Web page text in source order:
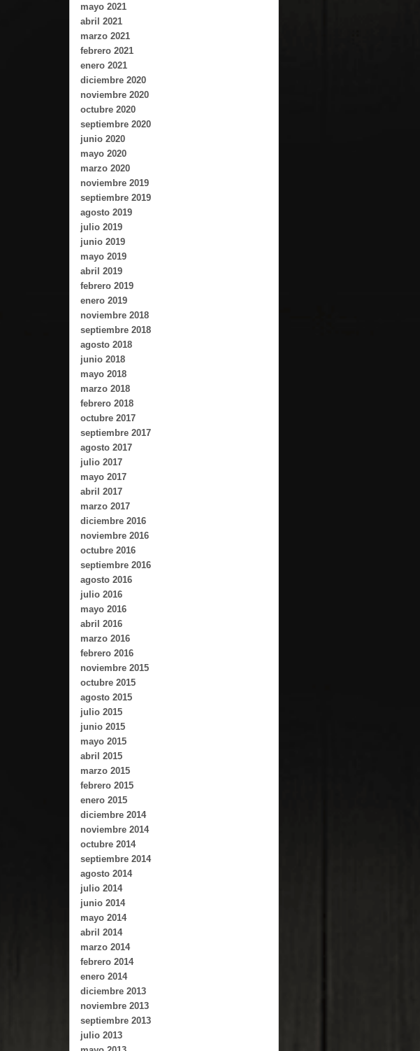
mayo 2021
abril 2021
marzo 2021
febrero 2021
enero 2021
diciembre 2020
noviembre 2020
octubre 2020
septiembre 2020
junio 2020
mayo 2020
marzo 2020
noviembre 2019
septiembre 2019
agosto 2019
julio 2019
junio 2019
mayo 2019
abril 2019
febrero 2019
enero 2019
noviembre 2018
septiembre 2018
agosto 2018
junio 2018
mayo 2018
marzo 2018
febrero 2018
octubre 2017
septiembre 2017
agosto 2017
julio 2017
mayo 2017
abril 2017
marzo 2017
diciembre 2016
noviembre 2016
octubre 2016
septiembre 2016
agosto 2016
julio 2016
mayo 2016
abril 2016
marzo 2016
febrero 2016
noviembre 2015
octubre 2015
agosto 2015
julio 2015
junio 2015
mayo 2015
abril 2015
marzo 2015
febrero 2015
enero 2015
diciembre 2014
noviembre 2014
octubre 2014
septiembre 2014
agosto 2014
julio 2014
junio 2014
mayo 2014
abril 2014
marzo 2014
febrero 2014
enero 2014
diciembre 2013
noviembre 2013
septiembre 2013
julio 2013